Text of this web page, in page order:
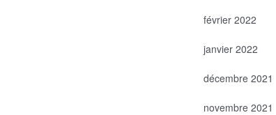
février 2022
janvier 2022
décembre 2021
novembre 2021